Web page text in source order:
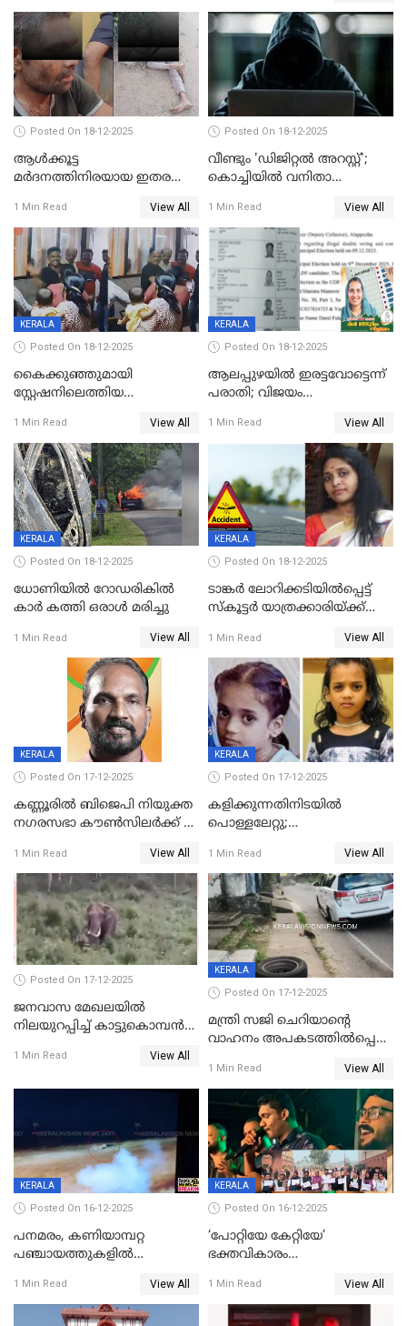
Posted On 18-12-2025
ആൾക്കൂട്ട
മർദനത്തിനിരയായ ഇതര
നടുക്കുന്ന സംഭവം
വാളയാറിൽ
1 Min Read View All
Posted On 18-12-2025
വീണ്ടും 'ഡിജിറ്റല്‍ അറസ്റ്റ്';
കൊച്ചിയില്‍ വനിതാ
കോടി രൂപ
1 Min Read View All
KERALA
Posted On 18-12-2025
കൈക്കുഞ്ഞുമായി
സ്റ്റേഷനിലെത്തിയ
കരണത്തടിച്ചു; CC ടിവി
ദൃശ്യങ്ങൾ പുറത്ത്
1 Min Read View All
KERALA
Posted On 18-12-2025
ആലപ്പുഴയിൽ ഇരട്ടവോട്ടെന്ന്
പരാതി; വിജയം
വാർഡിലെ എൽഡിഎഫ്
സ്ഥാനാർത്ഥി
1 Min Read View All
KERALA
Posted On 18-12-2025
ധോണിയിൽ റോഡരികിൽ
കാർ കത്തി ഒരാൾ മരിച്ചു
1 Min Read View All
KERALA
Posted On 18-12-2025
ടാങ്കർ ലോറിക്കടിയിൽപ്പെട്ട്
സ്കൂട്ടർ യാത്രക്കാരിയ്ക്ക്
കണ്ടോത്ത് ദേശീയ പാതയിൽ
1 Min Read View All
KERALA
Posted On 17-12-2025
കണ്ണൂരിൽ ബിജെപി നിയുക്ത
നഗരസഭാ കൗൺസിലർക്ക് 36
1 Min Read View All
KERALA
Posted On 17-12-2025
കളിക്കുന്നതിനിടയിൽ
പൊള്ളലേറ്റു;
ക്ലാസ് വിദ്യാർത്ഥിനി മരിച്ചു
1 Min Read View All
Posted On 17-12-2025
ജനവാസ മേഖലയില്‍
നിലയുറപ്പിച്ച് കാട്ടുകൊമ്പന്‍
1 Min Read View All
KERALA
Posted On 17-12-2025
മന്ത്രി സജി ചെറിയാന്റെ
വാഹനം അപകടത്തിൽപ്പെട്ടു;
രക്ഷപ്പെട്ടത് തലനാരിടയ്ക്ക്
1 Min Read View All
KERALA
Posted On 16-12-2025
പനമരം, കണിയാമ്പറ്റ
പഞ്ചായത്തുകളിൽ
സ്ഥാപനങ്ങൾക്ക് അവധി
1 Min Read View All
KERALA
Posted On 16-12-2025
‘പോറ്റിയേ കേറ്റിയേ’
ഭക്തവികാരം
ഡിജിപിക്ക് പരാതി; ശക്തമായ
നടപടി വേണമെന്നു
1 Min Read View All